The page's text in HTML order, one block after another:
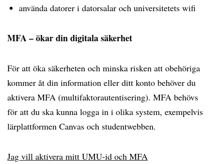
använda datorer i datorsalar och universitetets wifi
MFA – ökar din digitala säkerhet
För att öka säkerheten och minska risken att obehöriga
kommer åt din information eller ditt konto behöver du
aktivera MFA (multifaktorautentisering). MFA behövs
för att du ska kunna logga in i olika system, exempelvis
lärplattformen Canvas och studentwebben.
Jag vill aktivera mitt UMU-id och MFA